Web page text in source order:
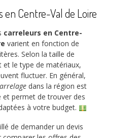
en Centre-Val de Loire
carreleurs en Centre-
varient en fonction de
Selon la taille de
le type de matériaux,
fluctuer. En général,
dans la région est
et permet de trouver des
à votre budget.
de demander un devis